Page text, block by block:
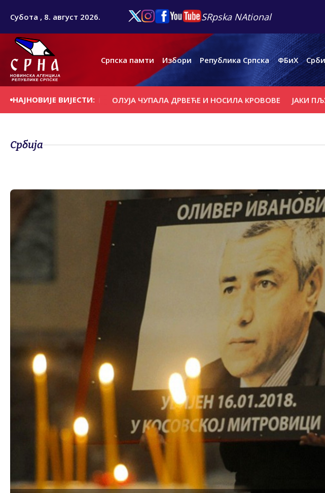
Субота , 8. август 2026. SRpska NAtional
Српска памти Избори Република Српска ФБиХ
НАЈНОВИЈЕ ВИЈЕСТИ:
ДАНАШЊИ ДАН ОЛУЈА ЧУПАЛА ДРВЕЋЕ И НОСИЛА КРОВОВЕ ЈАКИ
Србија